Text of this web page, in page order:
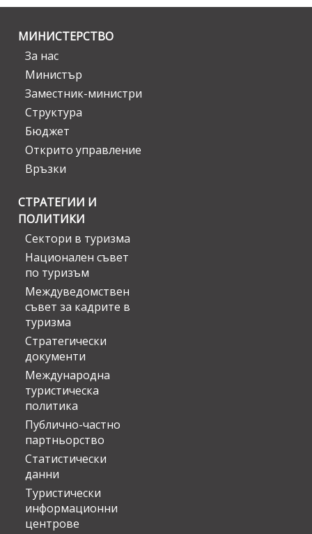
МИНИСТЕРСТВО
За нас
Министър
Заместник-министри
Структура
Бюджет
Открито управление
Връзки
СТРАТЕГИИ И
ПОЛИТИКИ
Сектори в туризма
Национален съвет
по туризъм
Междуведомствен
съвет за кадрите в
туризма
Стратегически
документи
Международна
туристическа
политика
Публично-частно
партньорство
Статистически
данни
Туристически
информационни
центрове